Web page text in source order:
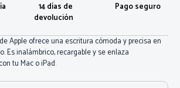
14 días de
devolución
Pago seguro
Apple ofrece una escritura cómoda y precisa en
Es inalámbrico, recargable y se enlaza
tu Mac o iPad.